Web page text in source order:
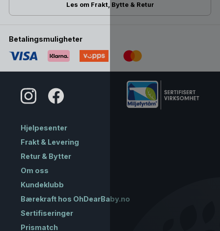
Les om Frakt, Bytte & Retur
Betalingsmuligheter
Hjelpesenter
Frakt & Levering
Retur & Bytter
Om oss
Kundeklubb
Bærekraft hos OhDearBaby.no
Sertifiseringer
Prismatch